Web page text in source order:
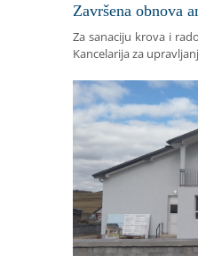
Završena obnova
Za sanaciju krova i
Kancelarija za